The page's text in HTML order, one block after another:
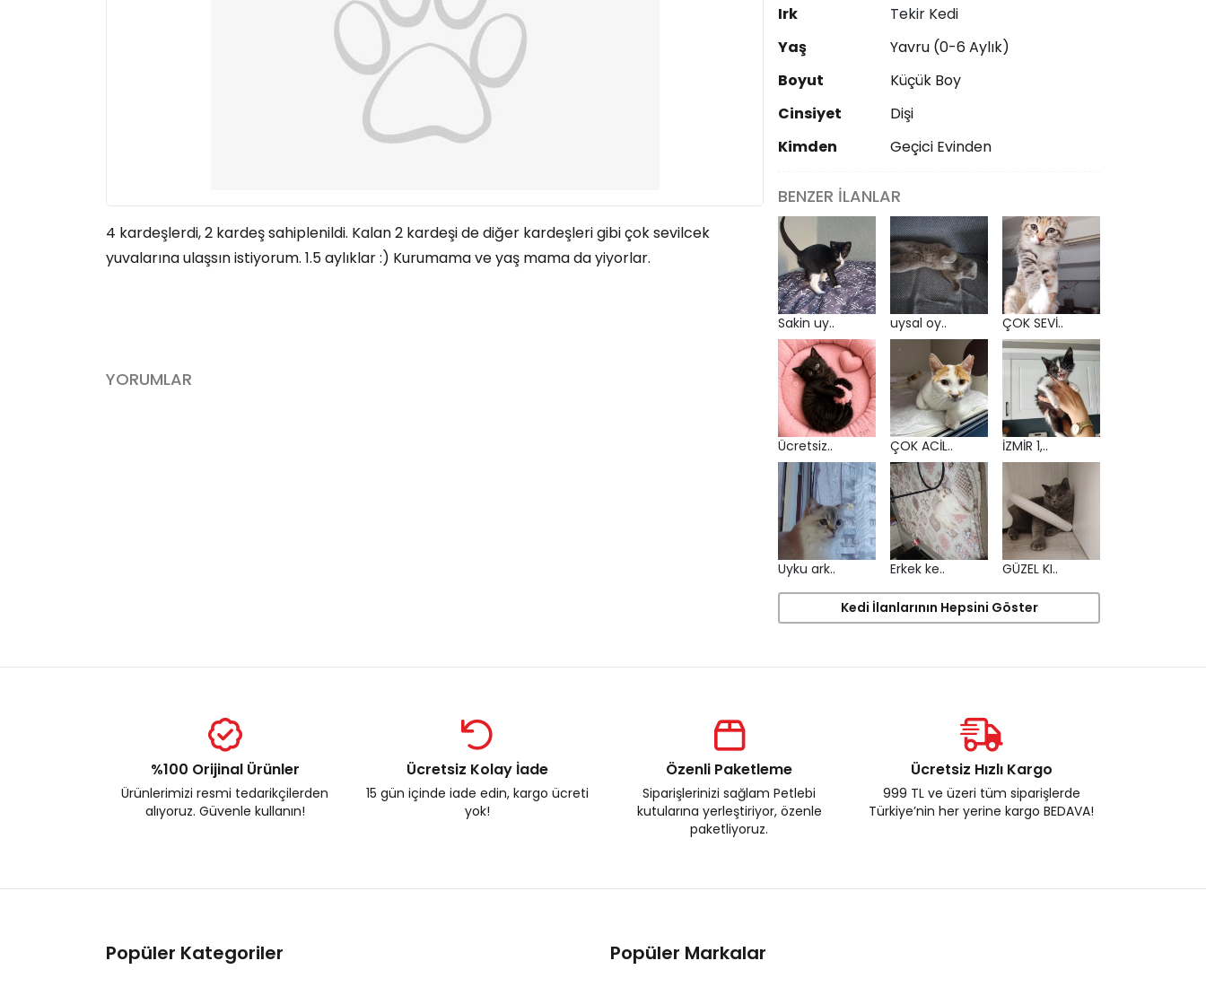
4 kardeşlerdi, 2 kardeş sahiplenildi. Kalan 2 kardeşi de diğer kardeşleri gibi çok sevilcek
yuvalarına ulaşsın istiyorum. 1.5 aylıklar :) Kurumama ve yaş mama da yiyorlar.
YORUMLAR
Irk
Tekir Kedi
Yaş
Yavru (0-6 Aylık)
Boyut
Küçük Boy
Cinsiyet
Dişi
Kimden
Geçici Evinden
BENZER İLANLAR
Sakin uy.. uysal oy.. ÇOK SEVİ..
Ücretsiz.. ÇOK ACİL.. İZMİR 1,..
Uyku ark.. Erkek ke.. GÜZEL KI..
Kedi İlanlarının Hepsini Göster
%100 Orijinal Ürünler
Ürünlerimizi resmi tedarikçilerden
alıyoruz. Güvenle kullanın!
Ücretsiz Kolay İade
15 gün içinde iade edin, kargo ücreti
yok!
Özenli Paketleme
Siparişlerinizi sağlam Petlebi
kutularına yerleştiriyor, özenle
paketliyoruz.
Ücretsiz Hızlı Kargo
999 TL ve üzeri tüm siparişlerde
Türkiye’nin her yerine kargo BEDAVA!
Popüler Kategoriler Popüler Markalar